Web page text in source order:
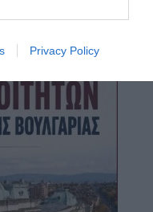
Privacy Policy